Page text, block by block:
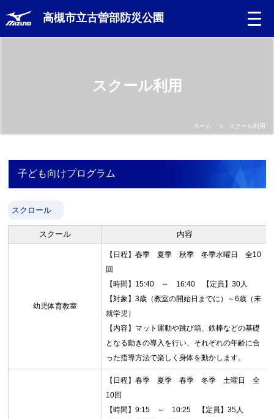
高槻市立古曽部防災公園
お問合せフォーム
高槻市スポーツ施設情報システム(オーパス)
スクール利用
ホーム スクール利用
子ども向けプログラム
スクロール
スクール 内容
幼児体育教室
【日程】春季 夏季 秋季 冬季水曜日 全10
回
【時間】15:40 ～ 16:40 【定員】30人
【対象】3歳（教室の開始日までに）～6歳（未
就学児）
【内容】マット運動や跳び箱、鉄棒などの基礎
となる動きの導入を行い、それぞれの年齢に合
った指導方法で楽しく身体を動かします。
【日程】春季 夏季 春季 冬季 土曜日 全
10回
【時間】9:15 ～ 10:25 【定員】35人